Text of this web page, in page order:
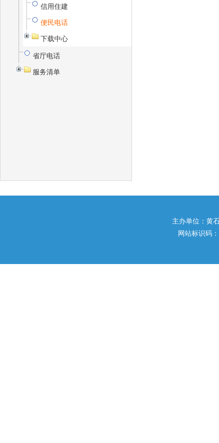
信用住建
便民电话
下载中心
省厅电话
服务清单
主办单位：黄
网站标识码